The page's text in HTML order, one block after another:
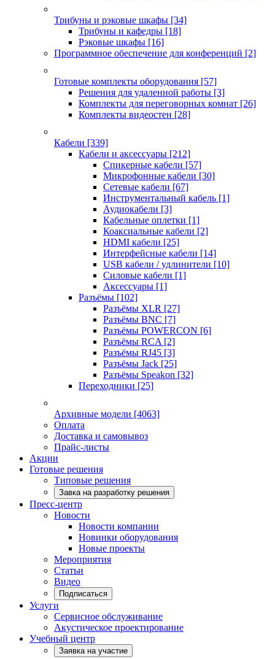
Трибуны и рэковые шкафы [34]
Трибуны и кафедры [18]
Рэковые шкафы [16]
Программное обеспечение для конференций [2]
Готовые комплекты оборудования [57]
Решения для удаленной работы [3]
Комплекты для переговорных комнат [26]
Комплекты видеостен [28]
Кабели [339]
Кабели и аксессуары [212]
Спикерные кабели [57]
Микрофонные кабели [30]
Сетевые кабели [67]
Инструментальный кабель [1]
Аудиокабели [3]
Кабельные оплетки [1]
Коаксиальные кабели [2]
HDMI кабели [25]
Интерфейсные кабели [14]
USB кабели / удлинители [10]
Силовые кабели [1]
Аксессуары [1]
Разъёмы [102]
Разъёмы XLR [27]
Разъёмы BNC [7]
Разъёмы POWERCON [6]
Разъёмы RCA [2]
Разъёмы RJ45 [3]
Разъёмы Jack [25]
Разъёмы Speakon [32]
Переходники [25]
Архивные модели [4063]
Оплата
Доставка и самовывоз
Прайс-листы
Акции
Готовые решения
Типовые решения
Завка на разработку решения
Пресс-центр
Новости
Новости компании
Новинки оборудования
Новые проекты
Мероприятия
Статьи
Видео
Подписаться
Услуги
Сервисное обслуживание
Акустическое проектирование
Учебный центр
Заявка на участие